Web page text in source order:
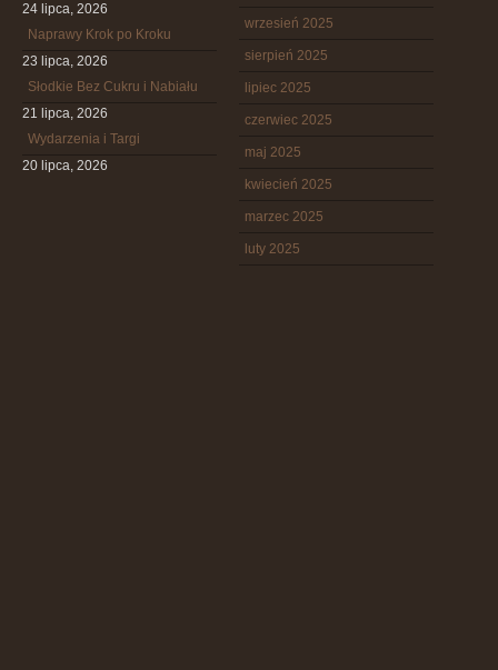
24 lipca, 2026
Naprawy Krok po Kroku
23 lipca, 2026
Słodkie Bez Cukru i Nabiału
21 lipca, 2026
Wydarzenia i Targi
20 lipca, 2026
wrzesień 2025
sierpień 2025
lipiec 2025
czerwiec 2025
maj 2025
kwiecień 2025
marzec 2025
luty 2025